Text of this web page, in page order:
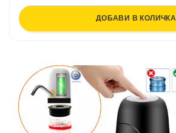
ДОБАВИ В КОЛИЧКА